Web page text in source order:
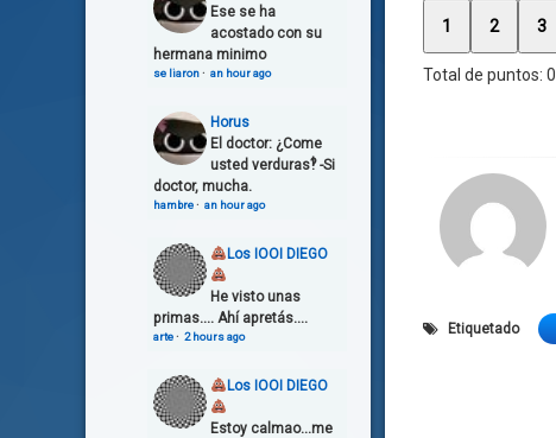
1 2 3
Total de puntos: 0
Etiquetado
Ese se ha
acostado con su
hermana minimo
se liaron· an hour ago
Horus
El doctor: ¿Come
usted verduras‽ -Si
doctor, mucha.
hambre· an hour ago
Los IOOI DIEGO
He visto unas
primas.... Ahí apretás....
arte· 2 hours ago
Los IOOI DIEGO
Estoy calmao...me